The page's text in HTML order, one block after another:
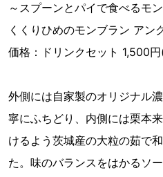
～スプーンとパイで食べるモ
くくりひめのモンブラン アン
価格：ドリンクセット 1,500円(
外側には自家製のオリジナル
寧にふちどり、内側には栗本
けるよう茨城産の大粒の茹で
た。味のバランスをはかるソ